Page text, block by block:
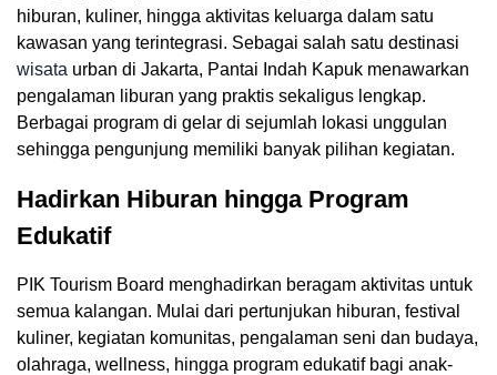
hiburan, kuliner, hingga aktivitas keluarga dalam satu
kawasan yang terintegrasi. Sebagai salah satu destinasi
wisata urban di Jakarta, Pantai Indah Kapuk menawarkan
pengalaman liburan yang praktis sekaligus lengkap.
Berbagai program di gelar di sejumlah lokasi unggulan
sehingga pengunjung memiliki banyak pilihan kegiatan.
Hadirkan Hiburan hingga Program
Edukatif
PIK Tourism Board menghadirkan beragam aktivitas untuk
semua kalangan. Mulai dari pertunjukan hiburan, festival
kuliner, kegiatan komunitas, pengalaman seni dan budaya,
olahraga, wellness, hingga program edukatif bagi anak-